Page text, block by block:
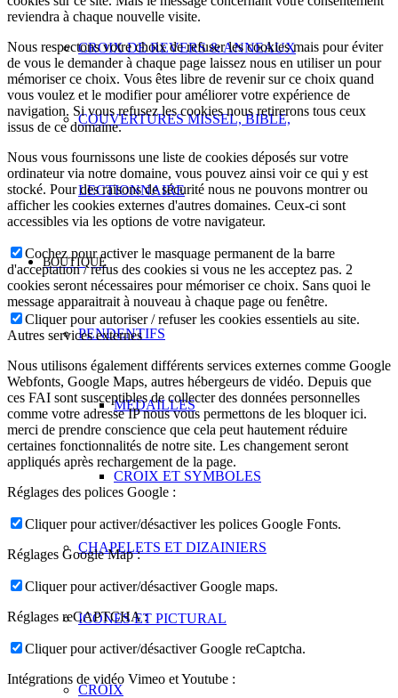
CROIX DE REVERS & ANNEAUX
COUVERTURES MISSEL, BIBLE,
LECTIONNAIRE
BOUTIQUE
PENDENTIFS
MEDAILLES
CROIX ET SYMBOLES
CHAPELETS ET DIZAINIERS
ICONES ET PICTURAL
CROIX
reviendra à chaque nouvelle visite.
Nous respectons votre choix de refuser les cookies mais pour éviter
de vous le demander à chaque page laissez nous en utiliser un pour
mémoriser ce choix. Vous êtes libre de revenir sur ce choix quand
vous voulez et le modifier pour améliorer votre expérience de
navigation. Si vous refusez les cookies nous retirerons tous ceux
issus de ce domaine.
Nous vous fournissons une liste de cookies déposés sur votre
ordinateur via notre domaine, vous pouvez ainsi voir ce qui y est
stocké. Pour des raisons de sécurité nous ne pouvons montrer ou
afficher les cookies externes d'autres domaines. Ceux-ci sont
accessibles via les options de votre navigateur.
Cochez pour activer le masquage permanent de la barre
d'acceptation / refus des cookies si vous ne les acceptez pas. 2
cookies seront nécessaires pour mémoriser ce choix. Sans quoi le
message apparaitrait à nouveau à chaque page ou fenêtre.
Cliquer pour autoriser / refuser les cookies essentiels au site.
Autres services externes
Nous utilisons également différents services externes comme Google
Webfonts, Google Maps, autres hébergeurs de vidéo. Depuis que
ces FAI sont susceptibles de collecter des données personnelles
comme votre adresse IP nous vous permettons de les bloquer ici.
merci de prendre conscience que cela peut hautement réduire
certaines fonctionnalités de notre site. Les changement seront
appliqués après rechargement de la page.
Réglages des polices Google :
Cliquer pour activer/désactiver les polices Google Fonts.
Réglages Google Map :
Cliquer pour activer/désactiver Google maps.
Réglages reCAPTCHA :
Cliquer pour activer/désactiver Google reCaptcha.
Intégrations de vidéo Vimeo et Youtube :